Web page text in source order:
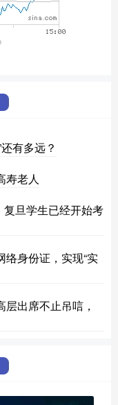
有多远？
寿老人
复旦学生已经开始考
身份证，实现“实
出席不止吊唁，